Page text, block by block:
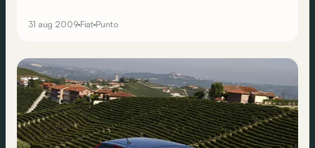
31 aug 2009 Fiat Punto